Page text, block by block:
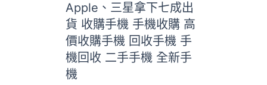
Apple、三星拿下七成出
貨 收購手機 手機收購 高
價收購手機 回收手機 手
機回收 二手手機 全新手
機